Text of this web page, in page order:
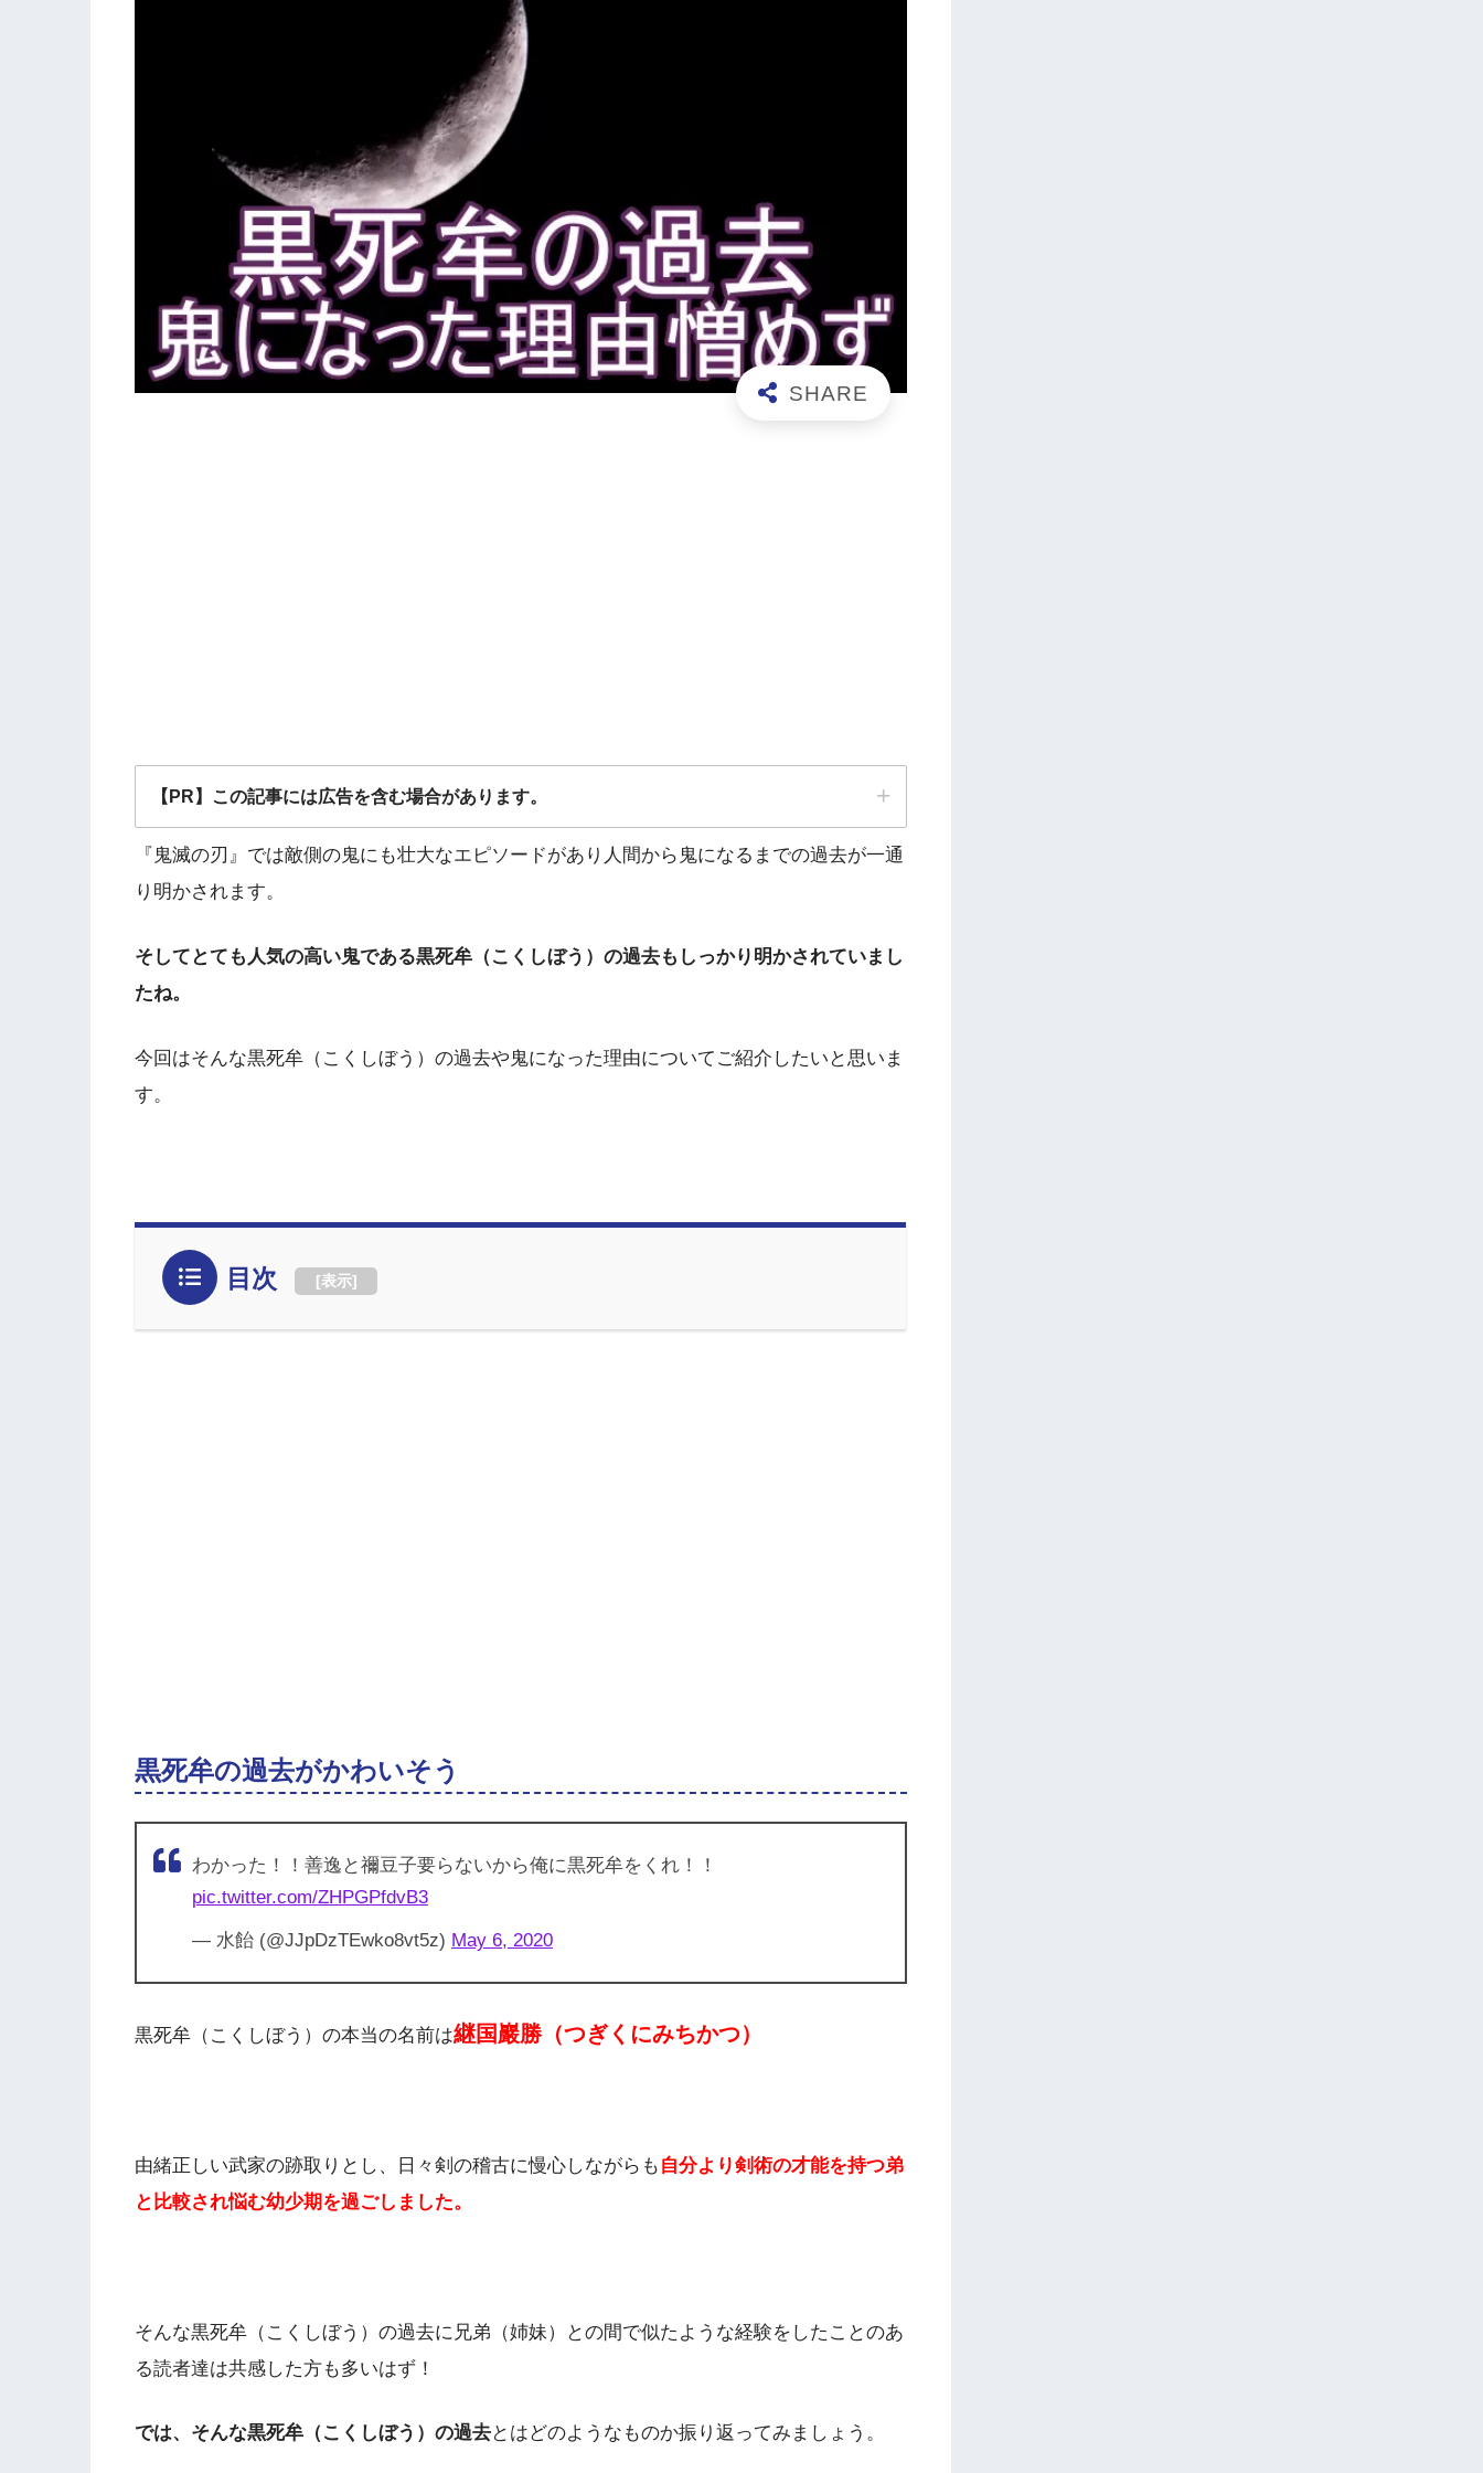
【PR】この記事には広告を含む場合があります。
『鬼滅の刃』では敵側の鬼にも壮大なエピソードがあり人間から鬼になるまでの過去が一通
り明かされます。
そしてとても人気の高い鬼である黒死牟（こくしぼう）の過去もしっかり明かされていまし
たね。
今回はそんな黒死牟（こくしぼう）の過去や鬼になった理由についてご紹介したいと思いま
す。
目次 [表示]
黒死牟の過去がかわいそう
わかった！！善逸と禰豆子要らないから俺に黒死牟をくれ！！
pic.twitter.com/ZHPGPfdvB3
— 水飴 (@JJpDzTEwko8vt5z) May 6, 2020
黒死牟（こくしぼう）の本当の名前は継国巖勝（つぎくにみちかつ）
由緒正しい武家の跡取りとし、日々剣の稽古に慢心しながらも 自分より剣術の才能を持つ弟
と比較され悩む幼少期を過ごしました。
そんな黒死牟（こくしぼう）の過去に兄弟（姉妹）との間で似たような経験をしたことのあ
る読者達は共感した方も多いはず！
では、そんな黒死牟（こくしぼう）の過去とはどのようなものか振り返ってみましょう。